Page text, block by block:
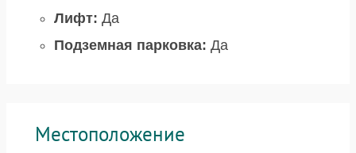
Лифт: Да
Подземная парковка: Да
Местоположение